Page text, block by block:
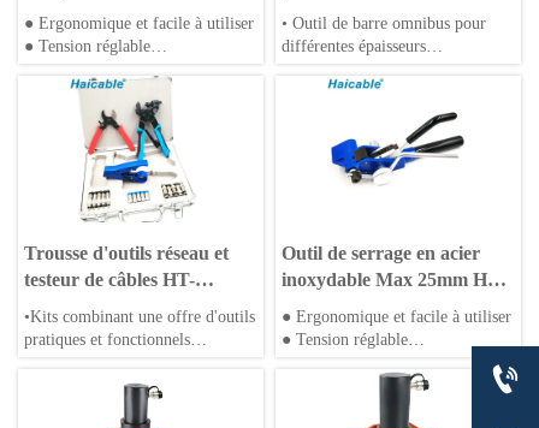
001
● Ergonomique et facile à utiliser
● Tension réglable
mm d'épaisseur CWC-
150V/200V
• Outil de barre omnibus pour
différentes épaisseurs
Trousse d'outils réseau et
testeur de câbles HT-
KH510B
•Kits combinant une offre d'outils
pratiques et fonctionnels
•Multi-fonction combinée pour
répondre à différents domaines
Outil de serrage en acier
inoxydable Max 25mm HS-
002
● Ergonomique et facile à utiliser
● Tension réglable
